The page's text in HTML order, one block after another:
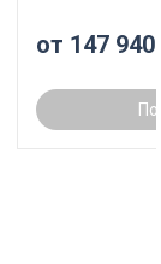
от 147 940